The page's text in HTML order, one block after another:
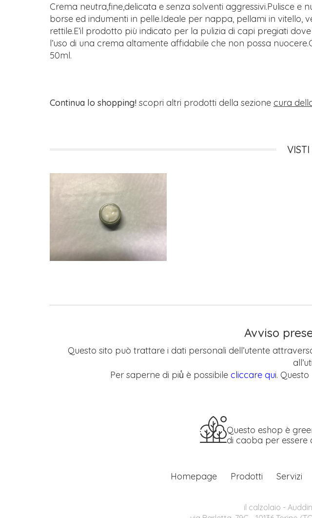
Crema neutra,fine,delicata e senza solventi aggressivi.Pulisce e
borse ed indumenti in pelle.Ideale per nappa, pellami in vitello,
rettile.E’il prodotto più indicato per la pulizia di capi pregiati
l’uso di una crema altamente affidabile che non possa
50ml.
Continua lo shopping! scopri altri prodotti della sezione cura
Avviso
Questo sito può trattare i dati personali dell’utente
Per saperne di più̀ è possibile cliccare qui.
Questo eshop è
di caoba per essere
Homepage Prodotti Servizi
il calzolaio -